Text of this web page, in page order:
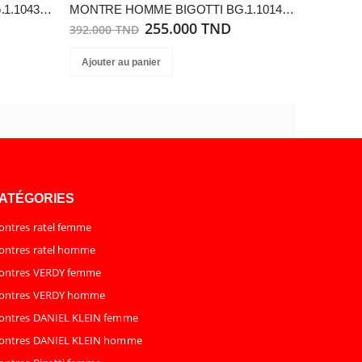
MONTRE HOMME BIGOTTI BG.1.10435-2 MONTRE HOMME BIGOTTI BG.1.10148-4
392.000 TND 255.000 TND
Ajouter au panier
ratel femme
ratel homme
VERDY femme
VERDY homme
DANIEL KLEIN femme
DANIEL KLEIN homme